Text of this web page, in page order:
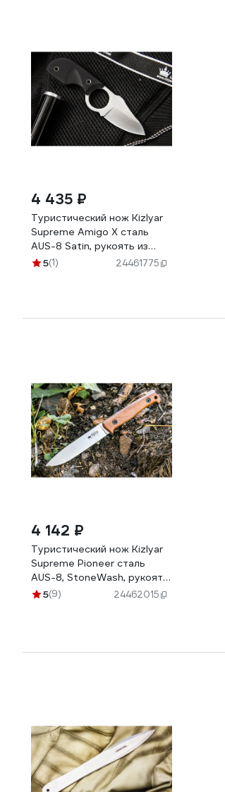
4 435 ₽
Туристический нож Kizlyar
Supreme Amigo X сталь
AUS-8 Satin, рукоять из
черного G10
5(1) 24461775
4 142 ₽
Туристический нож Kizlyar
Supreme Pioneer сталь
AUS-8, StoneWash, рукоять
из Кавказского ореха
5(9) 24462015